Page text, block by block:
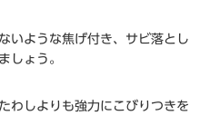
いような焦げ付き、サビ落とし
しょう。
わしよりも強力にこびりつきを